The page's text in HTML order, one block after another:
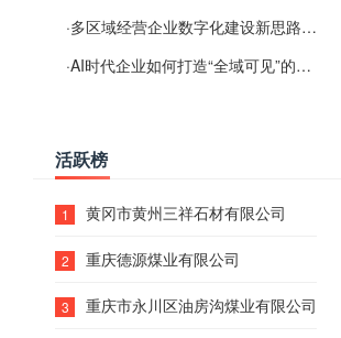
·多区域经营企业数字化建设新思路：多端载体与地域检索一体化落地思路分享
·AI时代企业如何打造“全域可见”的数字资产？梓彤超越给出新解法
活跃榜
1 黄冈市黄州三祥石材有限公司
2 重庆德源煤业有限公司
3 重庆市永川区油房沟煤业有限公司